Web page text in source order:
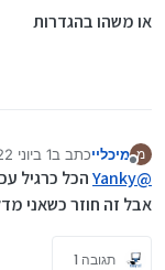
או משהו בהגדרות
מ
מנותק
מיכלייכתב ב1 ביוני 2022, 21:09
נערך
@
Yankyהכל כרגיל
אבל זה חוזר כשאני
תגובה 1